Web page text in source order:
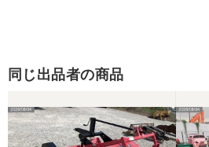
同じ出品者の商品